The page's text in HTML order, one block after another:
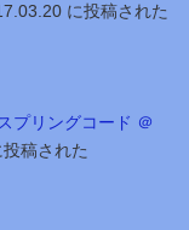
に投稿された
プリングコード ＠
稿された